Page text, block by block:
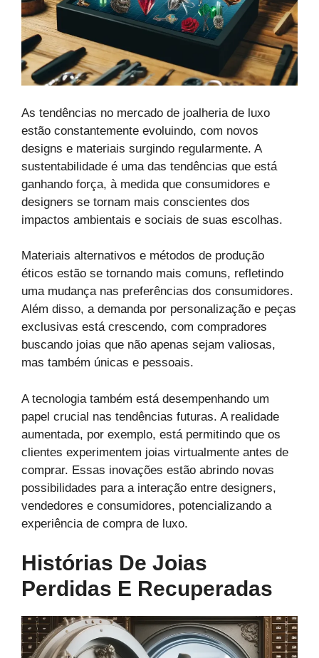
As tendências no mercado de joalheria de luxo
estão constantemente evoluindo, com novos
designs e materiais surgindo regularmente. A
sustentabilidade é uma das tendências que está
ganhando força, à medida que consumidores e
designers se tornam mais conscientes dos
impactos ambientais e sociais de suas escolhas.
Materiais alternativos e métodos de produção
éticos estão se tornando mais comuns, refletindo
uma mudança nas preferências dos consumidores.
Além disso, a demanda por personalização e peças
exclusivas está crescendo, com compradores
buscando joias que não apenas sejam valiosas,
mas também únicas e pessoais.
A tecnologia também está desempenhando um
papel crucial nas tendências futuras. A realidade
aumentada, por exemplo, está permitindo que os
clientes experimentem joias virtualmente antes de
comprar. Essas inovações estão abrindo novas
possibilidades para a interação entre designers,
vendedores e consumidores, potencializando a
experiência de compra de luxo.
Histórias De Joias
Perdidas E Recuperadas